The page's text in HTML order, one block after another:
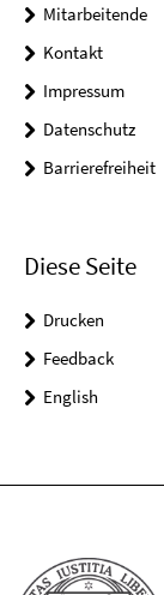
Mitarbeitende
Kontakt
Impressum
Datenschutz
Barrierefreiheit
Diese Seite
Drucken
Feedback
English